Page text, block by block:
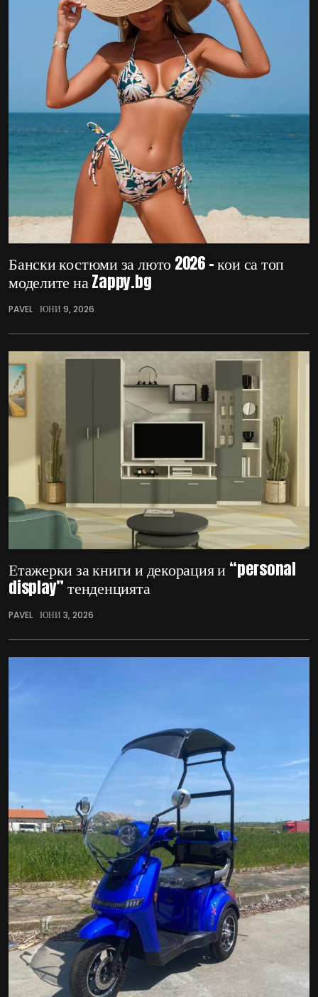
Бански костюми за люто 2026 – кои са топ
моделите на Zappy.bg
PAVEL ЮНИ 9, 2026
Етажерки за книги и декорация и “personal
display” тенденцията
PAVEL ЮНИ 3, 2026